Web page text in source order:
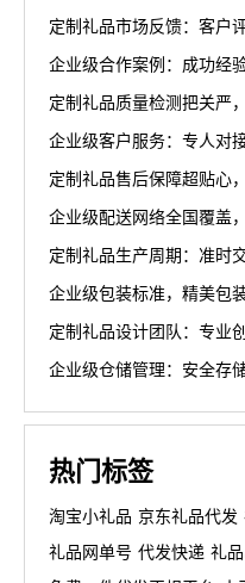
定制礼品市场反馈：客户
企业级合作案例：成功经
定制礼品质量检测把关严
定制礼品售后保障超贴心
企业级包装标准，精美包
定制礼品设计团队：专业
企业级仓储管理：安全存
热门标签
淘宝小礼品 京东礼品代发
礼品网单号 代发快递 礼